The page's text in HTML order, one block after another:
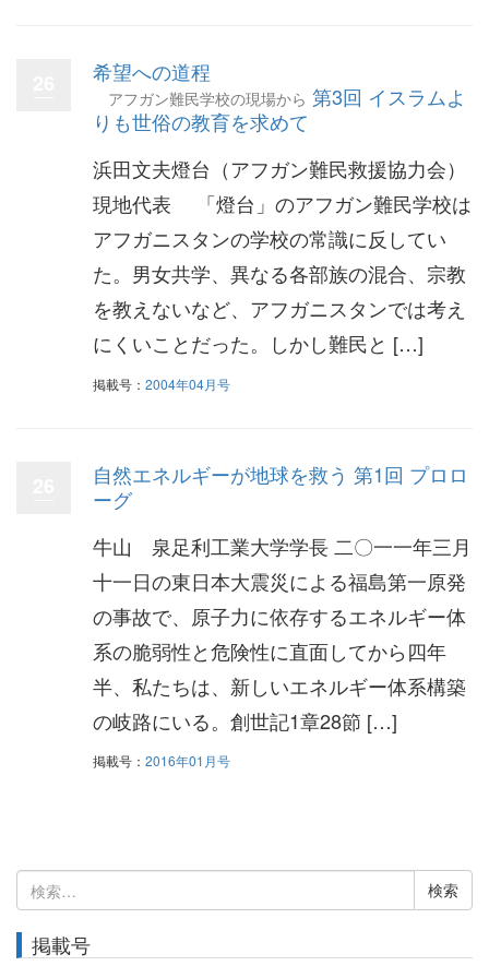
希望への道程
アフガン難民学校の現場から 第3回 イスラムよ
りも世俗の教育を求めて
浜田文夫燈台（アフガン難民救援協力会）
現地代表 「燈台」のアフガン難民学校は
アフガニスタンの学校の常識に反してい
た。男女共学、異なる各部族の混合、宗教
を教えないなど、アフガニスタンでは考え
にくいことだった。しかし難民と […]
掲載号： 2004年04月号
自然エネルギーが地球を救う 第1回 プロロ
ーグ
牛山 泉足利工業大学学長 二〇一一年三月
十一日の東日本大震災による福島第一原発
の事故で、原子力に依存するエネルギー体
系の脆弱性と危険性に直面してから四年
半、私たちは、新しいエネルギー体系構築
の岐路にいる。創世記1章28節 […]
掲載号： 2016年01月号
検
索:
掲載号